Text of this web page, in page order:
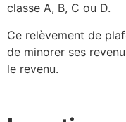
classe A, B, C ou D.
Ce relèvement de
de minorer ses
le revenu.